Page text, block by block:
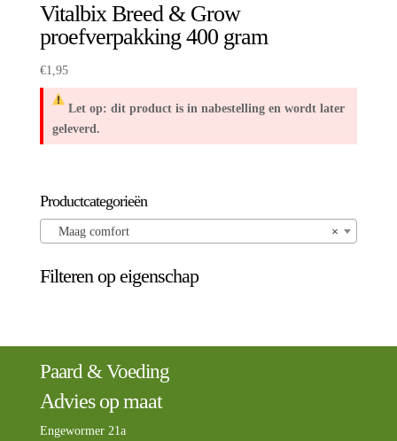
Vitalbix Breed & Grow
proefverpakking 400 gram
€1,95
Let op: dit product is in nabestelling en wordt later
geleverd.
Productcategorieën
×
Maag comfort
Filteren op eigenschap
Paard & Voeding
Advies op maat
Engewormer 21a